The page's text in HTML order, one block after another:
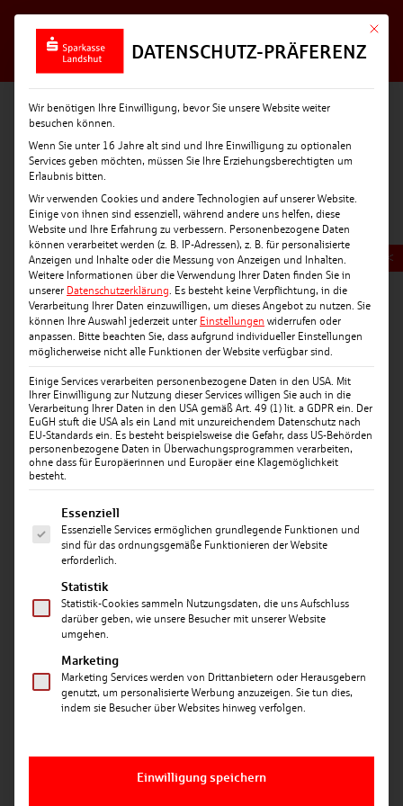
<
Datum: 12.05.2026
Regierung
stellt
Altersvorsorge
Mit
DATENSCHUTZ-PRÄFERENZ
Wir benötigen Ihre Einwilligung, bevor Sie unsere Website weiter
besuchen können.
Wenn Sie unter 16 Jahre alt sind und Ihre Einwilligung zu optionalen
Services geben möchten, müssen Sie Ihre Erziehungsberechtigten um
Erlaubnis bitten.
Wir verwenden Cookies und andere Technologien auf unserer Website.
Einige von ihnen sind essenziell, während andere uns helfen, diese
Website und Ihre Erfahrung zu verbessern. Personenbezogene Daten
können verarbeitet werden (z. B. IP-Adressen), z. B. für personalisierte
Anzeigen und Inhalte oder die Messung von Anzeigen und Inhalten.
Weitere Informationen über die Verwendung Ihrer Daten finden Sie in
unserer Datenschutzerklärung. Es besteht keine Verpflichtung, in die
Verarbeitung Ihrer Daten einzuwilligen, um dieses Angebot zu nutzen. Sie
können Ihre Auswahl jederzeit unter Einstellungen widerrufen oder
anpassen. Bitte beachten Sie, dass aufgrund individueller Einstellungen
möglicherweise nicht alle Funktionen der Website verfügbar sind.
Einige Services verarbeiten personenbezogene Daten in den USA. Mit
Ihrer Einwilligung zur Nutzung dieser Services willigen Sie auch in die
Verarbeitung Ihrer Daten in den USA gemäß Art. 49 (1) lit. a GDPR ein. Der
EuGH stuft die USA als ein Land mit unzureichendem Datenschutz nach
EU-Standards ein. Es besteht beispielsweise die Gefahr, dass US-Behörden
personenbezogene Daten in Überwachungsprogrammen verarbeiten,
ohne dass für Europäerinnen und Europäer eine Klagemöglichkeit
besteht.
Es folgt eine Liste der Service-Gruppen, für die
Essenziell
Essenzielle Services ermöglichen grundlegende Funktionen und
sind für das ordnungsgemäße Funktionieren der Website
erforderlich.
Statistik
Statistik-Cookies sammeln Nutzungsdaten, die uns Aufschluss
darüber geben, wie unsere Besucher mit unserer Website
umgehen.
Marketing
Marketing Services werden von Drittanbietern oder Herausgebern
genutzt, um personalisierte Werbung anzuzeigen. Sie tun dies,
indem sie Besucher über Websites hinweg verfolgen.
Einwilligung speichern